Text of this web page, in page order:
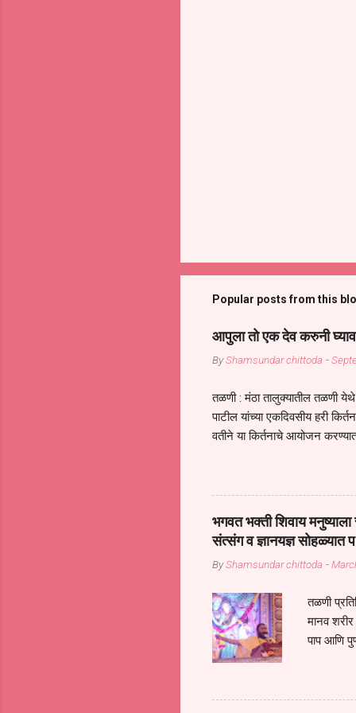
Popular posts from this
आपुला तो एक देव करुनी
ByShamsundar chittoda -
तळणी : मंठा तालुक्यातील तळणी येथे
पाटील यांच्या एकदिवसीय हरी
वतीने या किर्तनाचे आयोजन
जातीच्या परीक्षेचा काळ आहे
महामारीतून जर आपल्याला वाचायचे
सप्रदायच खूप मोठा आधार आहे
गरजा कीती कमी आहेत यांची
आधार असते परतू आज काल तीच
भगवत भक्ती शिवाय मनुष्याला
संत्संग व ज्ञानयज्ञ सोहळ्यात
ByShamsundar chittoda -
तळणी
मानव
पाप आणि
शरिराला
चार कुपा